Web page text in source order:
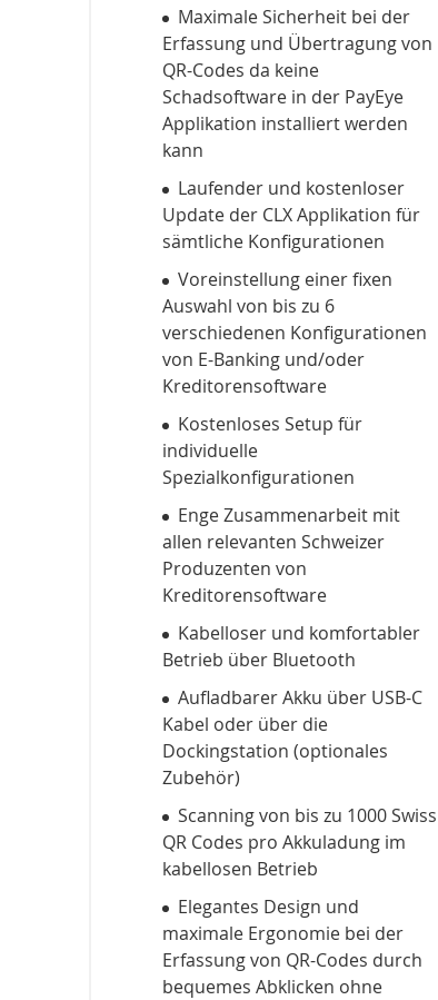
Maximale Sicherheit bei der
Erfassung und Übertragung von
QR-Codes da keine
Schadsoftware in der PayEye
Applikation installiert werden
kann
Laufender und kostenloser
Update der CLX Applikation für
sämtliche Konfigurationen
Voreinstellung einer fixen
Auswahl von bis zu 6
verschiedenen Konfigurationen
von E-Banking und/oder
Kreditorensoftware
Kostenloses Setup für
individuelle
Spezialkonfigurationen
Enge Zusammenarbeit mit
allen relevanten Schweizer
Produzenten von
Kreditorensoftware
Kabelloser und komfortabler
Betrieb über Bluetooth
Aufladbarer Akku über USB-C
Kabel oder über die
Dockingstation (optionales
Zubehör)
Scanning von bis zu 1000 Swiss
QR Codes pro Akkuladung im
kabellosen Betrieb
Elegantes Design und
maximale Ergonomie bei der
Erfassung von QR-Codes durch
bequemes Abklicken ohne